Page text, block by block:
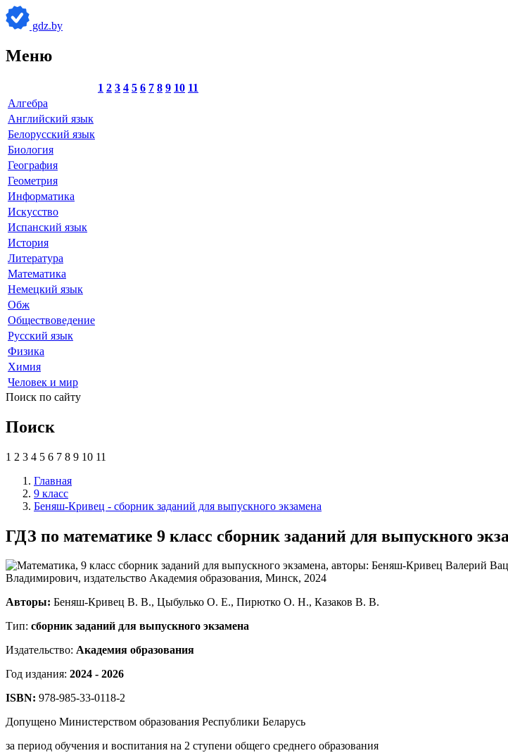
gdz.by
Меню
1 2 3 4 5 6 7 8 9 10 11
Алгебра
Английский язык
Белорусский язык
Биология
География
Геометрия
Информатика
Искусство
Испанский язык
История
Литература
Математика
Немецкий язык
Обж
Обществоведение
Русский язык
Физика
Химия
Человек и мир
Поиск по сайту
Поиск
1 2 3 4 5 6 7 8 9 10 11
Главная
9 класс
Беняш-Кривец - сборник заданий для выпускного экзамена
ГДЗ по математике 9 класс сборник заданий для выпускного
Авторы: Беняш-Кривец В. В., Цыбулько О. Е., Пирютко О. Н., Казаков В. В.
Тип: сборник заданий для выпускного экзамена
Издательство: Академия образования
Год издания: 2024 - 2026
ISBN: 978-985-33-0118-2
Допущено Министерством образования Республики Беларусь
за период обучения и воспитания на 2 ступени общего среднего образования